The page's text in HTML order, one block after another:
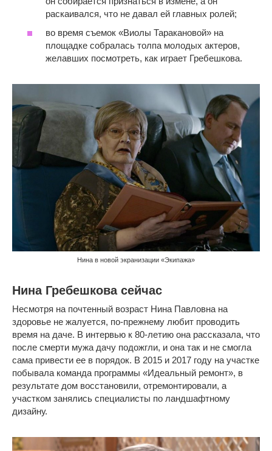
раскаивался, что не давал ей главных ролей;
во время съемок «Виолы Таракановой» на
площадке собралась толпа молодых актеров,
желавших посмотреть, как играет Гребешкова.
Нина в новой экранизации «Экипажа»
Нина Гребешкова сейчас
Несмотря на почтенный возраст Нина Павловна на
здоровье не жалуется, по-прежнему любит проводить
время на даче. В интервью к 80-летию она рассказала, что
после смерти мужа дачу подожгли, и она так и не смогла
сама привести ее в порядок. В 2015 и 2017 году на участке
побывала команда программы «Идеальный ремонт», в
результате дом восстановили, отремонтировали, а
участком занялись специалисты по ландшафтному
дизайну.